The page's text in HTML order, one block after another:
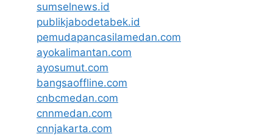
sumselnews.id
publikjabodetabek.id
pemudapancasilamedan.com
ayokalimantan.com
ayosumut.com
bangsaoffline.com
cnbcmedan.com
cnnmedan.com
cnnjakarta.com